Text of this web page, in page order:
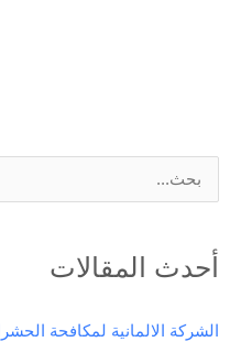
ب
حأحدث المقالات